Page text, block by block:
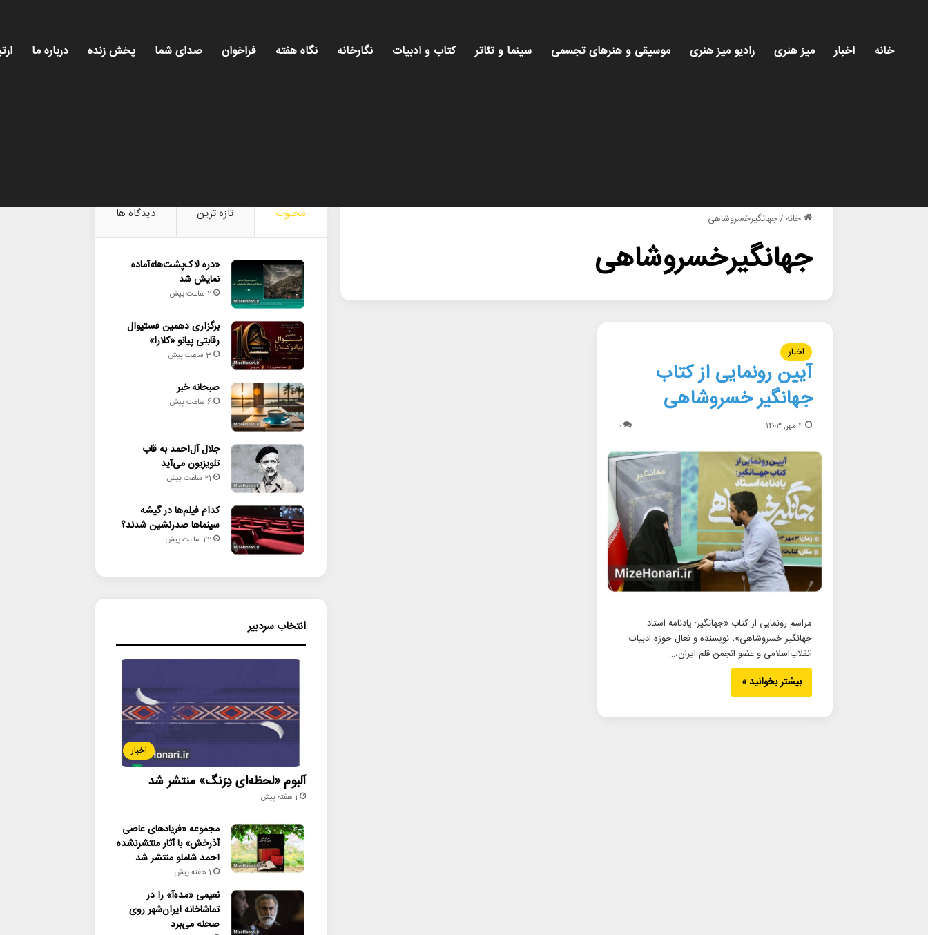
خانه اخبار میز هنری رادیو میز هنری موسیقی و هنرهای تجسمی سینما و تئاتر کتاب و ادبیات نگارخانه نگاه هفته فراخوان صدای شما پخش زنده درباره ما
خانه/جهانگیرخسروشاهی
جهانگیرخسروشاهی
اخبار
آیین رونمایی از کتاب
جهانگیر خسروشاهی
۴ مهر, ۱۴۰۳ ۰
مراسم رونمایی از کتاب «جهانگیر: یادنامه استاد
جهانگیر خسروشاهی»، نویسنده و فعال حوزه ادبیات
انقلاب‌اسلامی و عضو انجمن قلم ایران،…
بیشتر بخوانید »
محبوب تازه ترین دیدگاه ها
«دره لاک‌پشت‌ها»آماده
نمایش شد
2 ساعت پیش
برگزاری دهمین فستیوال
رقابتی پیانو «کلارا»
3 ساعت پیش
صبحانه خبر
6 ساعت پیش
جلال آل‌احمد به قاب
تلویزیون می‌آید
21 ساعت پیش
کدام فیلم‌ها در گیشه
سینماها صدرنشین شدند؟
22 ساعت پیش
انتخاب سردبیر
اخبار
آلبوم «لحظه‌ای دِرَنگ» منتشر شد
1 هفته پیش
مجموعه «فریادهای عاصی
آذرخش» با آثار منتشرنشده
احمد شاملو منتشر شد
1 هفته پیش
نعیمی «مده‌آ» را در
تماشاخانه ایران‌شهر روی
صحنه می‌برد